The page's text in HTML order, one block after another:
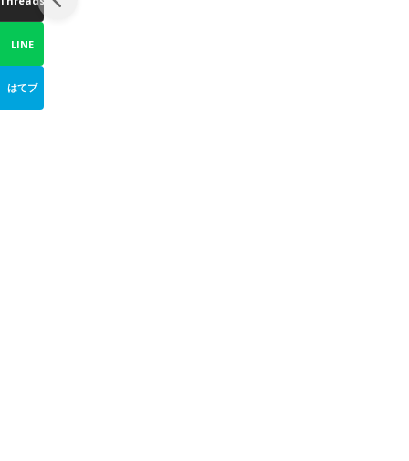
LINE
はてブ